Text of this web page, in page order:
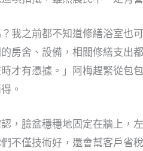
我之前都不知道修繕浴室也
房舍、設備，相關修繕支出
才有憑據。」阿梅趕緊從包
。
，臉盆穩穩地固定在牆上，
不僅技術好，還會幫客戶省